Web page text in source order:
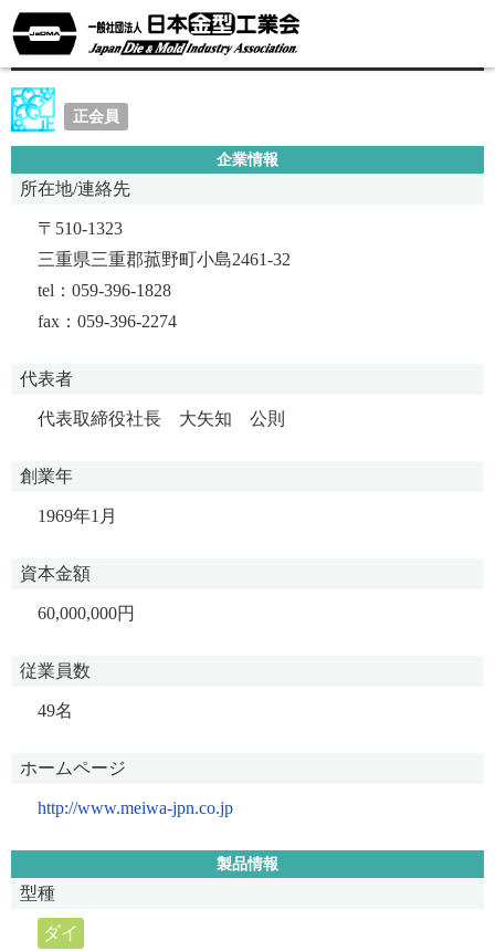
株式会社明和製作所
正会員
企業情報
所在地/連絡先
〒510-1323
三重県三重郡菰野町小島2461-32
tel：059-396-1828
fax：059-396-2274
代表者
代表取締役社長 大矢知 公則
創業年
1969年1月
資本金額
60,000,000円
従業員数
49名
ホームページ
http://www.meiwa-jpn.co.jp
製品情報
型種
ダイ